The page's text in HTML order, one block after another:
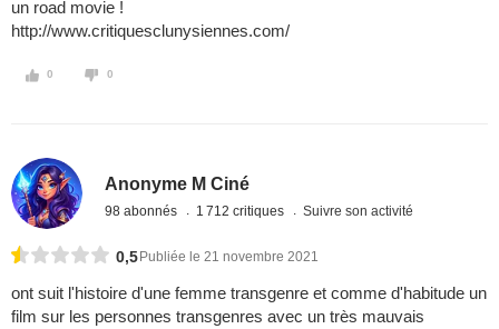
un road movie !
http://www.critiquesclunysiennes.com/
0 0
Anonyme M Ciné
98 abonnés 1 712 critiques Suivre son activité
0,5 Publiée le 21 novembre 2021
ont suit l'histoire d'une femme transgenre et comme d'habitude un
film sur les personnes transgenres avec un très mauvais